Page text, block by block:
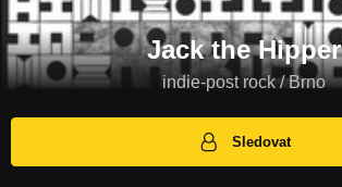
Jack the Hipper
indie-post rock / Brno
Sledovat